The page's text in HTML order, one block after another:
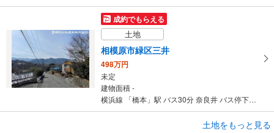
成約でもらえる
土地
相模原市緑区三井
498万円
未定
建物面積 -
横浜線 「橋本」駅 バス30分 奈良井 バス停下車 徒歩27分
土地をもっと見る